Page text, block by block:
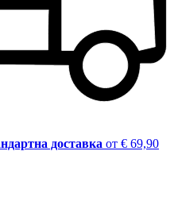
доставка от € 69,90